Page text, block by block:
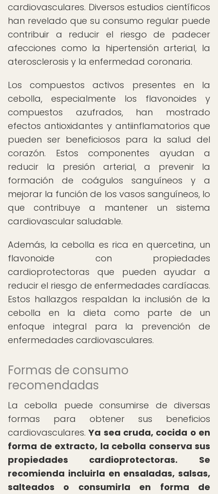
cardiovasculares. Diversos estudios científicos
han revelado que su consumo regular puede
contribuir a reducir el riesgo de padecer
afecciones como la hipertensión arterial, la
aterosclerosis y la enfermedad coronaria.
Los compuestos activos presentes en la
cebolla, especialmente los flavonoides y
compuestos azufrados, han mostrado
efectos antioxidantes y antiinflamatorios que
pueden ser beneficiosos para la salud del
corazón. Estos componentes ayudan a
reducir la presión arterial, a prevenir la
formación de coágulos sanguíneos y a
mejorar la función de los vasos sanguíneos, lo
que contribuye a mantener un sistema
cardiovascular saludable.
Además, la cebolla es rica en quercetina, un
flavonoide con propiedades
cardioprotectoras que pueden ayudar a
reducir el riesgo de enfermedades cardíacas.
Estos hallazgos respaldan la inclusión de la
cebolla en la dieta como parte de un
enfoque integral para la prevención de
enfermedades cardiovasculares.
Formas de consumo
recomendadas
La cebolla puede consumirse de diversas
formas para obtener sus beneficios
cardiovasculares.Ya sea cruda, cocida o en
forma de extracto, la cebolla conserva sus
propiedades cardioprotectoras.
Se
recomienda incluirla en ensaladas, salsas,
salteados o consumirla en forma de